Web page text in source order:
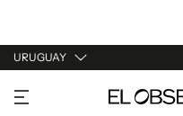
URUGUAY
URUGUAY